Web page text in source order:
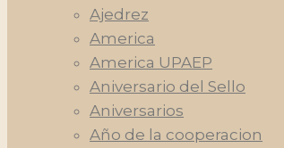
Ajedrez
America
America UPAEP
Aniversario del Sello
Aniversarios
Año de la cooperacion